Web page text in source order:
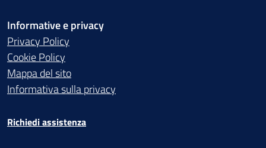
Informative e privacy
Privacy Policy
Cookie Policy
Mappa del sito
Informativa sulla privacy
Richiedi assistenza